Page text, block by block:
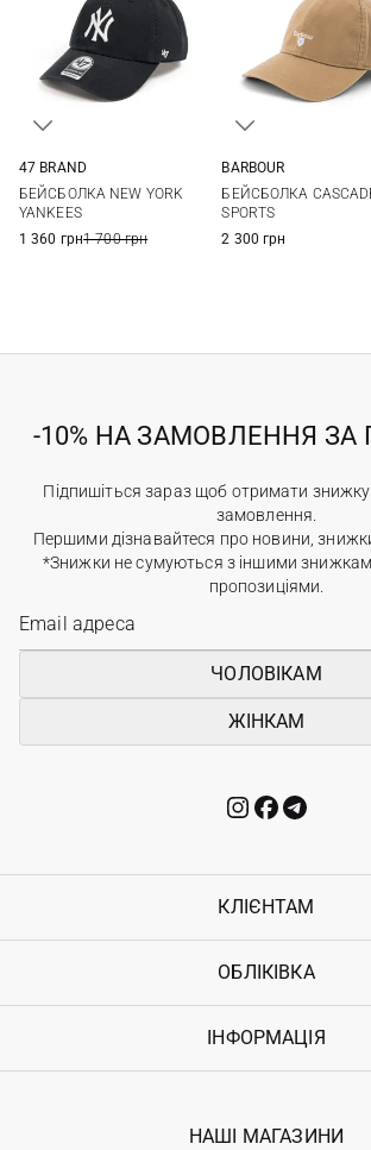
47 BRAND
БЕЙСБОЛКА NEW YORK
YANKEES
1 360 грн1 700 грн
BARBOUR
БЕЙСБОЛКА
SPORTS
2 300 грн
-10% НА ЗАМОВЛЕННЯ ЗА
Підпишіться зараз щоб отримати
замовлення.
Першими дізнавайтеся про новини,
*Знижки не сумуються з іншими
пропозиціями.
ЧОЛОВІКАМ
ЖІНКАМ
КЛІЄНТАМ
Контакти
Повернення
Гарантія
ОБЛІКІВКА
Увійти
Ostriv Club+
ІНФОРМАЦІЯ
Наші магазини
НАШІ МАГАЗИНИ